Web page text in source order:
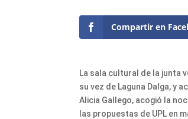
Compartir en
La sala cultural de la junta
su vez de Laguna Dalga, y
Alicia Gallego, acogió la
las propuestas de UPL en